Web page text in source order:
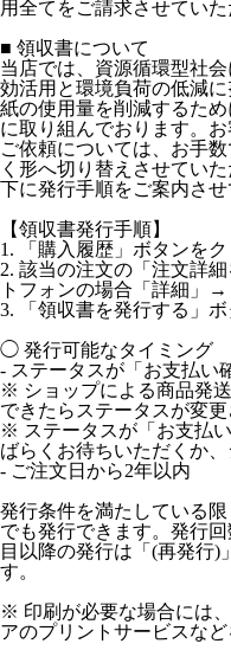
用全てをご請求させていた
■ 領収書について
当店では、資源循環型社
効活用と環境負荷の低減
紙の使用量を削減するた
に取り組んでおります。
ご依頼については、お手
く形へ切り替えさせてい
下に発行手順をご案内させ
【領収書発行手順】
1. 「購入履歴」ボタンをク
2. 該当の注文の「注文詳
トフォンの場合「詳細」→
3. 「領収書を発行する」
◯ 発行可能なタイミング
- ステータスが「お支払い
※ ショップによる商品発
できたらステータスが変更
※ ステータスが「お支払
ばらくお待ちいただくか
- ご注文日から2年以内
発行条件を満たしている
でも発行できます。発行
目以降の発行は「(再発行)
す。
※ 印刷が必要な場合には
アのプリントサービスなど